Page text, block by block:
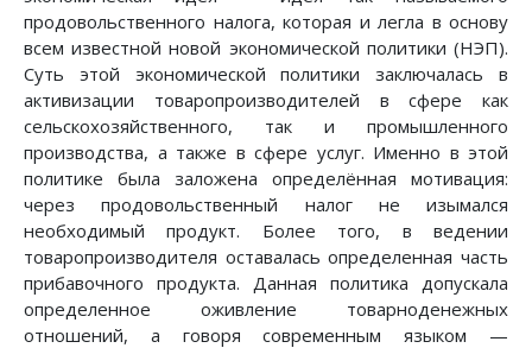
продовольственного налога, которая и легла в основу
всем известной новой экономической политики (НЭП).
Суть этой экономической политики заключалась в
активизации товаропроизводителей в сфере как
сельскохозяйственного, так и промышленного
производства, а также в сфере услуг. Именно в этой
политике была заложена определённая мотивация:
через продовольственный налог не изымался
необходимый продукт. Более того, в ведении
товаропроизводителя оставалась определенная часть
прибавочного продукта. Данная политика допускала
определенное оживление товарноденежных
отношений, а говоря современным языком —